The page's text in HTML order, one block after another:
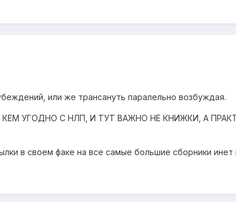
или же трансануть паралельно возбуждая.
УГОДНО С НЛП, И ТУТ ВАЖНО НЕ КНИЖКИ, А
в своем факе на все самые большие сборники